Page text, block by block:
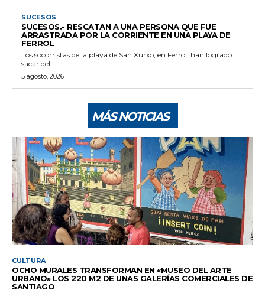
SUCESOS
SUCESOS.- RESCATAN A UNA PERSONA QUE FUE
ARRASTRADA POR LA CORRIENTE EN UNA PLAYA DE
FERROL
Los socorristas de la playa de San Xurxo, en Ferrol, han logrado
sacar del...
5 agosto, 2026
MÁS NOTICIAS
CULTURA
OCHO MURALES TRANSFORMAN EN «MUSEO DEL ARTE
URBANO» LOS 220 M2 DE UNAS GALERÍAS COMERCIALES DE
SANTIAGO